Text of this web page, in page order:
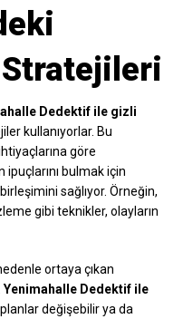
Dedektif ile gizli
kullanıyorlar. Bu
göre
bulmak için
sağlıyor. Örneğin,
gibi teknikler, olayların
ortaya çıkan
Yenimahalle Dedektif ile
planlar değişebilir ya da